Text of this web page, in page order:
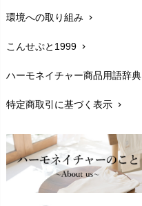
生地・素材chevron_right
お手入れについて
レビューを書こうchevron_right
返品交換chevron_right
FAXでのご注文
お問い合わせchevron_right
環境への取り組み chevron_right
こんせぷと1999 chevron_right
ハーモネイチャー商品用語辞典
特定商取引に基づく表示 chevron_right